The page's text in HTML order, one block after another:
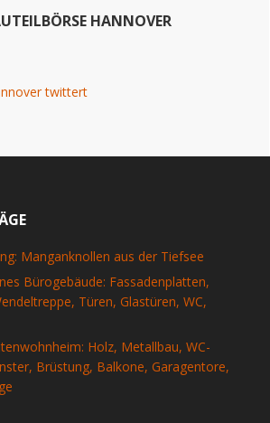
HANNOVER
twittert
Manganknollen aus der Tiefsee
Bürogebäude: Fassadenplatten,
Türen, Glastüren, WC,
Holz, Metallbau, WC-
Brüstung, Balkone, Garagentore,